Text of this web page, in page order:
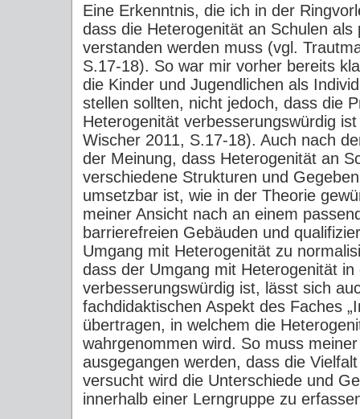
Eine Erkenntnis, die ich in der
dass die Heterogenität an Schulen als
verstanden werden muss (vgl.
S.17-18). So war mir vorher bereits
die Kinder und Jugendlichen als
stellen sollten, nicht jedoch, dass die
Heterogenität verbesserungswürdig
Wischer 2011, S.17-18). Auch nach
der Meinung, dass Heterogenität an
verschiedene Strukturen und
umsetzbar ist, wie in der Theorie
meiner Ansicht nach an einem
barrierefreien Gebäuden und
Umgang mit Heterogenität zu
dass der Umgang mit Heterogenität in
verbesserungswürdig ist, lässt sich
fachdidaktischen Aspekt des Faches
übertragen, in welchem die
wahrgenommen wird. So muss
ausgegangen werden, dass die
versucht wird die Unterschiede und
innerhalb einer Lerngruppe zu